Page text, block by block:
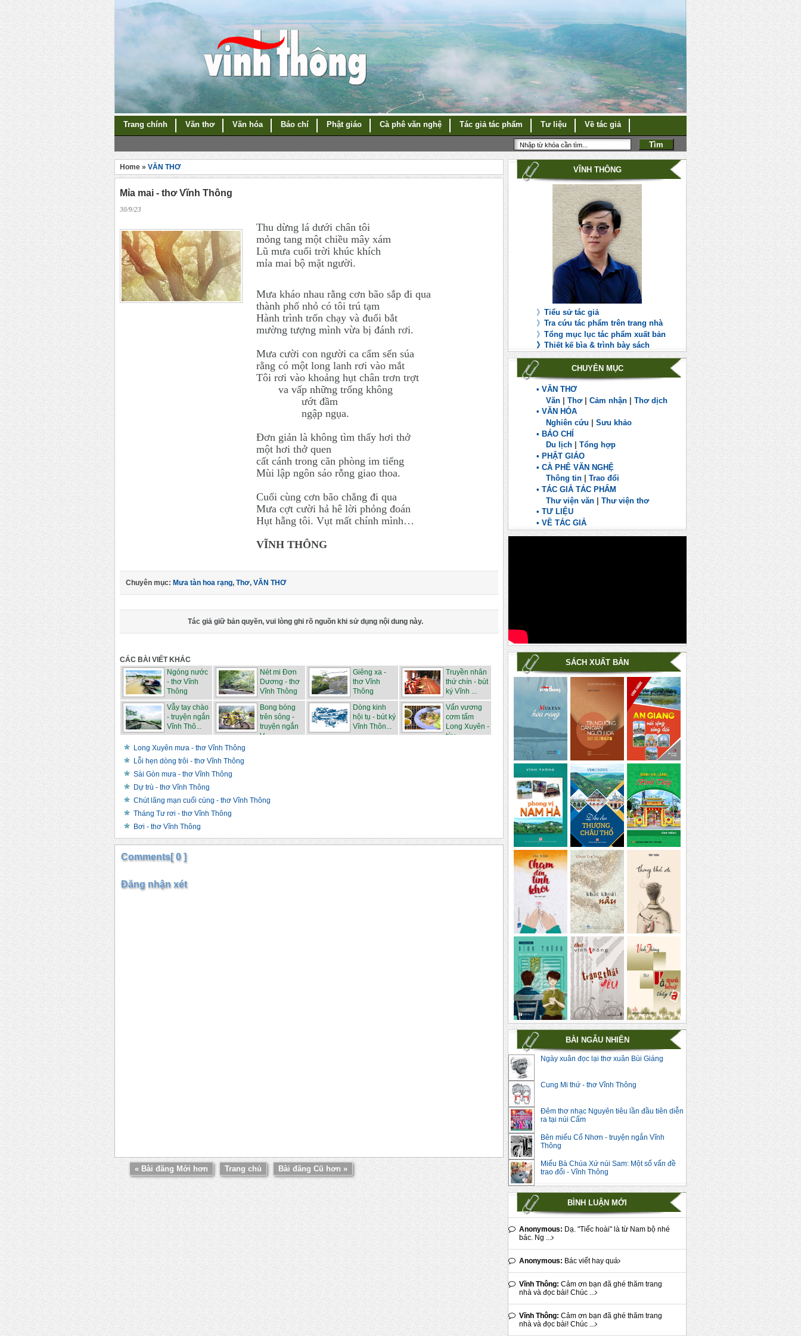
Trang chính Văn thơ Văn hóa Báo chí Phật giáo Cà phê văn nghệ Tác giả tác phẩm Tư liệu Về tác giả
VĨNH THÔNG
》Tiểu sử tác giả
》Tra cứu tác phẩm trên trang nhà
》Tổng mục lục tác phẩm xuất bản
》Thiết kế bìa & trình bày sách
CHUYÊN MỤC
• VĂN THƠ
Văn |Thơ|Cảm nhận |Thơ dịch
• VĂN HÓA
Nghiên cứu |Sưu khảo
• BÁO CHÍ
Du lịch |Tổng hợp
• PHẬT GIÁO
• CÀ PHÊ VĂN NGHỆ
Thông tin |Trao đổi
• TÁC GIẢ TÁC PHẨM
Thư viện văn |Thư viện thơ
• TƯ LIỆU
• VỀ TÁC GIẢ
SÁCH XUẤT BẢN
BÀI NGẪU NHIÊN
Ngày xuân đọc lại thơ xuân Bùi Giáng
Cung Mi thứ - thơ Vĩnh Thông
Đêm thơ nhạc Nguyên tiêu lần đầu tiên diễn
ra tại núi Cấm
Bên miếu Cổ Nhơn - truyện ngắn Vĩnh
Thông
Miếu Bà Chúa Xứ núi Sam: Một số vấn đề
trao đổi - Vĩnh Thông
BÌNH LUẬN MỚI
Anonymous: Dạ. "Tiếc hoài" là từ Nam bộ nhé
bác. Ng ...
Anonymous: Bác viết hay quá
Vĩnh Thông: Cảm ơn bạn đã ghé thăm trang
nhà và đọc bài! Chúc ...
Vĩnh Thông: Cảm ơn bạn đã ghé thăm trang
nhà và đọc bài! Chúc ...
Home » VĂN THƠ
Mỉa mai - thơ Vĩnh Thông
30/9/23
Thu dừng lá dưới chân tôi
mỏng tang một chiều mây xám
Lũ mưa cuối trời khúc khích
mỉa mai bộ mặt người.
Mưa kháo nhau rằng cơn bão sắp đi qua
thành phố nhỏ có tôi trú tạm
Hành trình trốn chạy và đuổi bắt
mường tượng mình vừa bị đánh rơi.
Mưa cười con người ca cẩm sến súa
rằng có một long lanh rơi vào mắt
Tôi rơi vào khoảng hụt chân trơn trợt
va vấp những trống không
ướt đầm
ngập ngụa.
Đơn giản là không tìm thấy hơi thở
một hơi thở quen
cất cánh trong căn phòng im tiếng
Mùi lập ngôn sáo rỗng giao thoa.
Cuối cùng cơn bão chẳng đi qua
Mưa cợt cười hả hê lời phỏng đoán
Hụt hẫng tôi. Vụt mất chính mình…
VĨNH THÔNG
Chuyên mục: Mưa tàn hoa rạng, Thơ, VĂN THƠ
Tác giả giữ bản quyền, vui lòng ghi rõ nguồn khi sử dụng nội dung này.
CÁC BÀI VIẾT KHÁC
Ngóng nước
- thơ Vĩnh
Thông
Nét mi Đơn
Dương - thơ
Vĩnh Thông
Giêng xa -
thơ Vĩnh
Thông
Truyền nhân
thứ chín - bút
ký Vĩnh ...
Vẫy tay chào
- truyện ngắn
Vĩnh Thô...
Bong bóng
trên sông -
truyện ngắn
V...
Dòng kinh
hội tụ - bút ký
Vĩnh Thôn...
Vấn vương
cơm tấm
Long Xuyên -
tùy ...
Long Xuyên mưa - thơ Vĩnh Thông
Lỗi hẹn dòng trôi - thơ Vĩnh Thông
Sài Gòn mưa - thơ Vĩnh Thông
Dự trù - thơ Vĩnh Thông
Chút lãng mạn cuối cùng - thơ Vĩnh Thông
Tháng Tư rơi - thơ Vĩnh Thông
Bơi - thơ Vĩnh Thông
Comments[ 0 ]
Đăng nhận xét
« Bài đăng Mới hơn Trang chủ Bài đăng Cũ hơn »